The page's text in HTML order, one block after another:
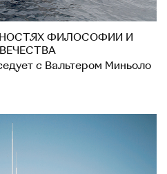
ФИЛОСОФИИ И
с Вальтером Миньоло